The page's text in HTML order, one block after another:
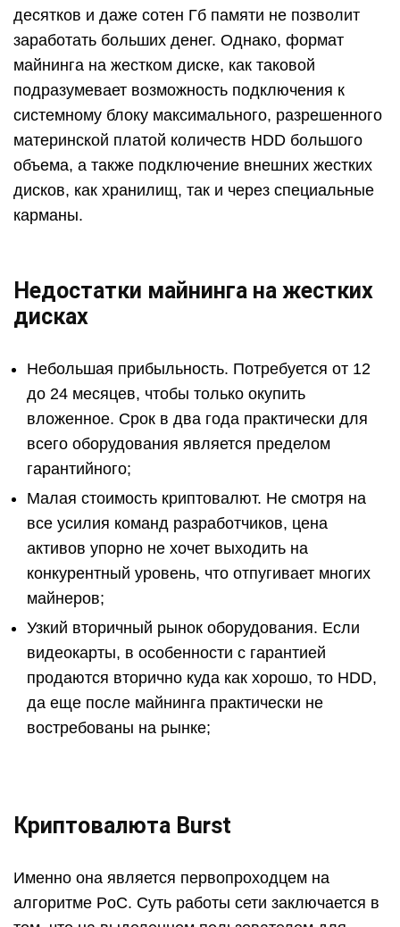
десятков и даже сотен Гб памяти не позволит
заработать больших денег. Однако, формат
майнинга на жестком диске, как таковой
подразумевает возможность подключения к
системному блоку максимального, разрешенного
материнской платой количеств HDD большого
объема, а также подключение внешних жестких
дисков, как хранилищ, так и через специальные
карманы.
Недостатки майнинга на жестких
дисках
Небольшая прибыльность. Потребуется от 12
до 24 месяцев, чтобы только окупить
вложенное. Срок в два года практически для
всего оборудования является пределом
гарантийного;
Малая стоимость криптовалют. Не смотря на
все усилия команд разработчиков, цена
активов упорно не хочет выходить на
конкурентный уровень, что отпугивает многих
майнеров;
Узкий вторичный рынок оборудования. Если
видеокарты, в особенности с гарантией
продаются вторично куда как хорошо, то HDD,
да еще после майнинга практически не
востребованы на рынке;
Криптовалюта Burst
Именно она является первопроходцем на
алгоритме PoC. Суть работы сети заключается в